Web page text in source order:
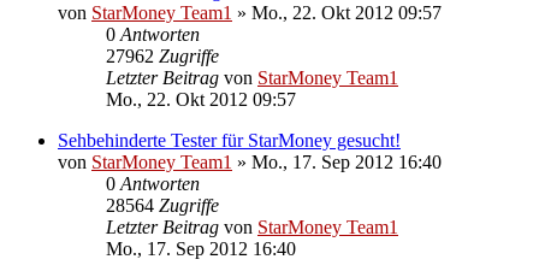
von StarMoney Team1 » Mo., 22. Okt 2012 09:57
0 Antworten
27962 Zugriffe
Letzter Beitrag von StarMoney Team1
Mo., 22. Okt 2012 09:57
Sehbehinderte Tester für StarMoney gesucht!
von StarMoney Team1 » Mo., 17. Sep 2012 16:40
0 Antworten
28564 Zugriffe
Letzter Beitrag von StarMoney Team1
Mo., 17. Sep 2012 16:40